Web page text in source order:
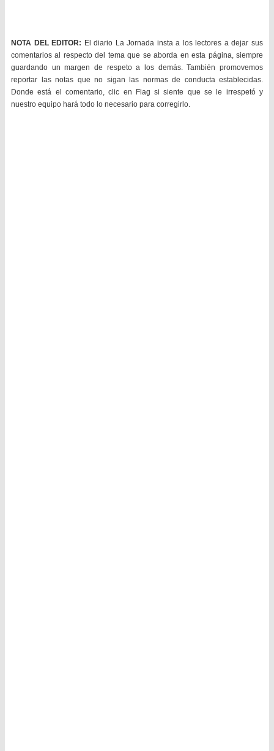
NOTA DEL EDITOR: El diario La Jornada insta a los lectores a dejar sus
comentarios al respecto del tema que se aborda en esta página, siempre
guardando un margen de respeto a los demás. También promovemos
reportar las notas que no sigan las normas de conducta establecidas.
Donde está el comentario, clic en Flag si siente que se le irrespetó y
nuestro equipo hará todo lo necesario para corregirlo.